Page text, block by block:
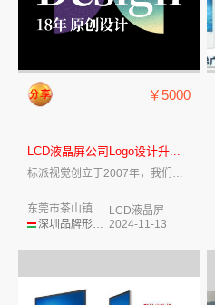
￥5000
LCD液晶屏公司Logo设计升...
标派视觉创立于2007年，我们致力于企业...
深圳品牌形象设计
东莞市茶山镇
LCD液晶屏
2024-11-13